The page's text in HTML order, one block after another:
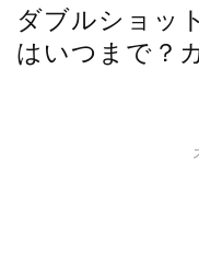
ダブルショッ
はいつまで？